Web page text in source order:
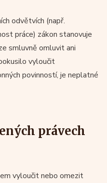
odvětvích (např.
práce) zákon stanovuje
smluvně omluvit ani
vyloučit
povinností, je neplatné
právech
vyloučit nebo omezit